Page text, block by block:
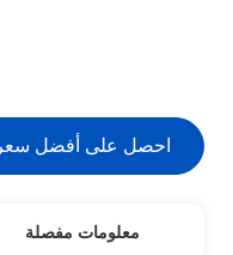
احصل على أفضل سعر
معلومات مفصلة